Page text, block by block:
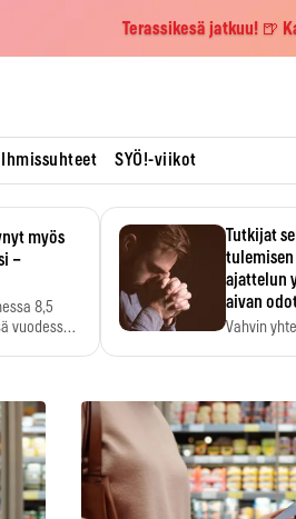
Terassikesä jatkuu! 🍺
Ihmissuhteet SYÖ!-viikot
myös
–
8,5
vuodessa.
Tutkijat
ajattelun
aivan
Vahvin